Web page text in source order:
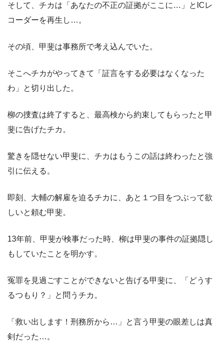
そして、チカは「あなたの不正の証拠がここに…」とICレ
コーダーを再生し…。
その頃、甲斐は事務所で考え込んでいた。
そこへチカがやってきて「証言をする必要はなくなった
わ」と切り出した。
柳の捜査は終了すると、最高検から約束してもらったと甲
斐に告げたチカ。
驚きを隠せない甲斐に、チカはもうこの話は終わったと強
引に伝える。
即刻、大輔の解雇を迫るチカに、あと１つ目をつぶって欲
しいと頼む甲斐。
13年前、甲斐が検事だった時、柳は甲斐の事件の証拠隠し
もしていたことを明かす。
冤罪を見過ごすことができないと告げる甲斐に、「どうす
るつもり？」と問うチカ。
「救い出します！刑務所から…」と言う甲斐の眼差しは真
剣だった…。